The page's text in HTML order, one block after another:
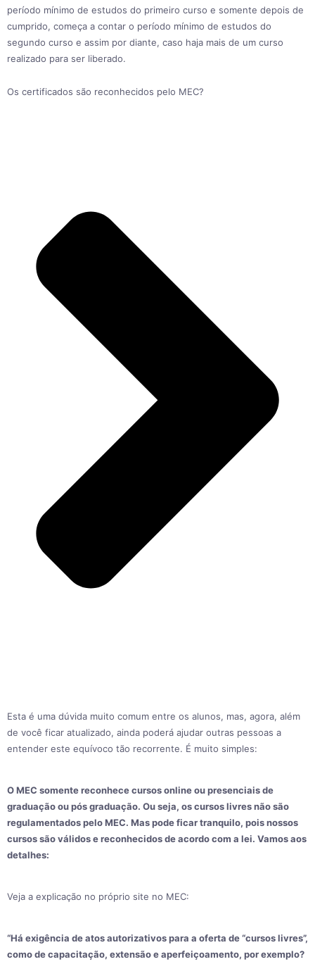
período mínimo de estudos do primeiro curso e somente depois de
cumprido, começa a contar o período mínimo de estudos do
segundo curso e assim por diante, caso haja mais de um curso
realizado para ser liberado.
Os certificados são reconhecidos pelo MEC?
Esta é uma dúvida muito comum entre os alunos, mas, agora, além
de você ficar atualizado, ainda poderá ajudar outras pessoas a
entender este equívoco tão recorrente. É muito simples:
O MEC somente reconhece cursos online ou presenciais de
graduação ou pós graduação. Ou seja, os cursos livres não são
regulamentados pelo MEC. Mas pode ficar tranquilo, pois nossos
cursos são válidos e reconhecidos de acordo com a lei. Vamos aos
detalhes:
Veja a explicação no próprio site no MEC:
“Há exigência de atos autorizativos para a oferta de “cursos livres”,
como de capacitação, extensão e aperfeiçoamento, por exemplo?